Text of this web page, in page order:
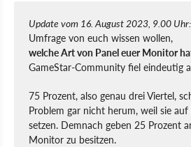
Update vom 16. August 2023, 9.00 Uhr:
Umfrage von euch wissen wollen,
welche Art von Panel euer Monitor
GameStar-Community fiel eindeutig
75 Prozent, also genau drei Viertel,
Problem gar nicht herum, weil sie
setzen. Demnach geben 25 Prozent
Monitor zu besitzen.